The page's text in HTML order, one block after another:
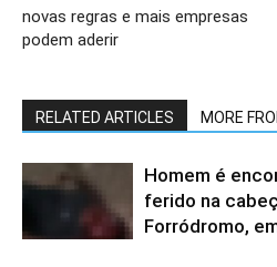
novas regras e mais empresas
podem aderir
RELATED ARTICLES MORE
Homem é
ferido na
Forródromo,